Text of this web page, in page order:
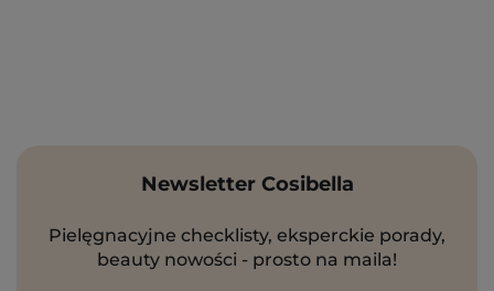
Newsletter Cosibella
Pielęgnacyjne checklisty, eksperckie porady,
beauty nowości - prosto na maila!